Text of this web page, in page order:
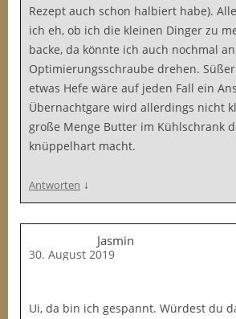
Rezept auch schon halbiert habe).
ich eh, ob ich die kleinen Dinger zu
backe, da könnte ich auch nochmal
Optimierungsschraube drehen.
etwas Hefe wäre auf jeden Fall ein
Übernachtgare wird allerdings nicht
große Menge Butter im Kühlschrank
knüppelhart macht.
Antworten ↓
Jasmin
30. August 2019
Ui, da bin ich gespannt. Würdest du